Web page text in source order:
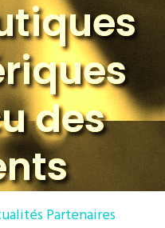
des
Partenaires